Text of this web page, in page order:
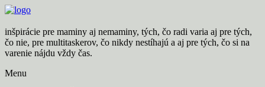
Skip
content
inšpirácie pre maminy aj nemaminy, tých, čo radi varia aj pre tých,
čo nie, pre multitaskerov, čo nikdy nestíhajú a aj pre tých, čo si na
varenie nájdu vždy čas.
Menu